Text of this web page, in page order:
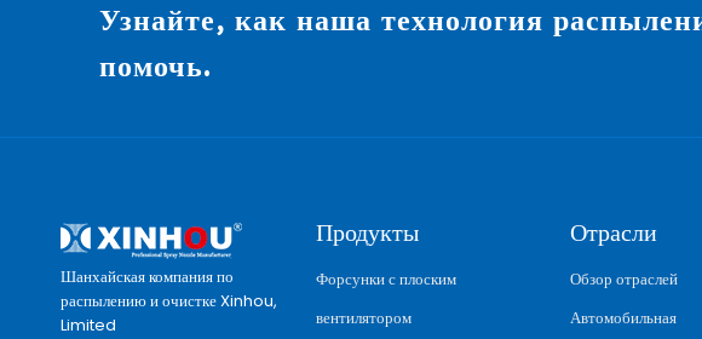
Узнайте, как наша технология
помочь.
Шанхайская компания по
распылению и очистке Xinhou,
Limited
Продукты
Форсунки с плоским
вентилятором
Отрасли
Обзор отраслей
Автомобильная